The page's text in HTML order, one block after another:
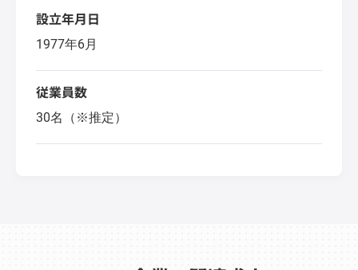
設立年月日
1977年6月
従業員数
30名（※推定）